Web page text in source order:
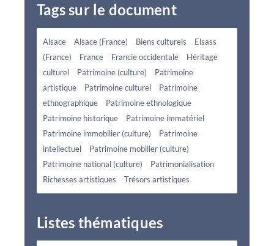
Tags sur le document
Alsace Alsace (France) Biens culturels
Elsass
(France)
France Francie occidentale
Héritage
culturel
Patrimoine (culture)
Patrimoine
artistique
Patrimoine culturel
Patrimoine
ethnographique
Patrimoine ethnologique
Patrimoine historique
Patrimoine immatériel
Patrimoine immobilier (culture)
Patrimoine
intellectuel
Patrimoine mobilier (culture)
Patrimoine national (culture)
Patrimonialisation
Richesses artistiques
Trésors artistiques
Listes thématiques